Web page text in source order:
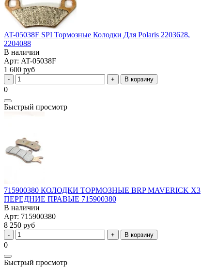
AT-05038F SPI Тормозные Колодки Для Polaris 2203628,
2204088
В наличии
Арт: AT-05038F
1 600 руб
В корзину
0
Быстрый просмотр
715900380 КОЛОДКИ ТОРМОЗНЫЕ BRP MAVERICK X3
ПЕРЕДНИЕ ПРАВЫЕ 715900380
В наличии
Арт: 715900380
8 250 руб
В корзину
0
Быстрый просмотр